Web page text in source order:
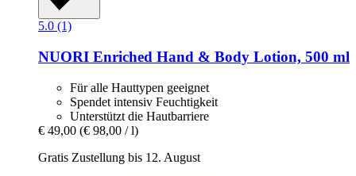
5.0 (1)
NUORI Enriched Hand & Body Lotion, 500 ml
Für alle Hauttypen geeignet
Spendet intensiv Feuchtigkeit
Unterstützt die Hautbarriere
€ 49,00 (€ 98,00 / l)
Gratis Zustellung bis 12. August